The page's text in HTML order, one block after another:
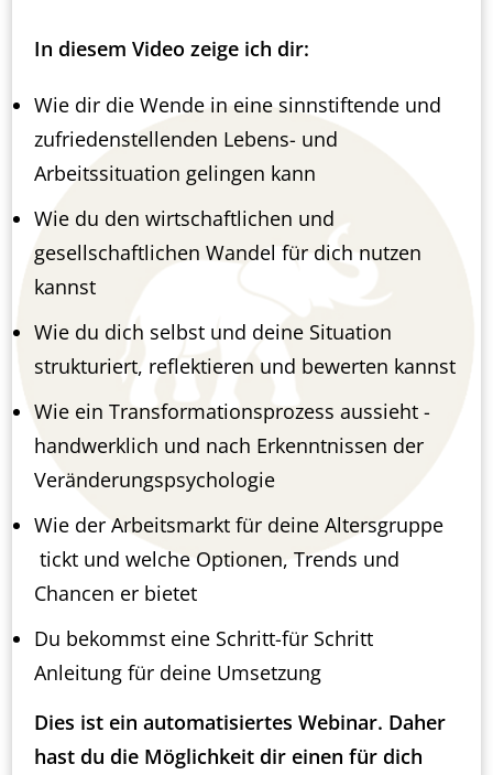
In diesem Video zeige ich dir:
Wie dir die Wende in eine sinnstiftende und
zufriedenstellenden Lebens- und
Arbeitssituation gelingen kann
Wie du den wirtschaftlichen und
gesellschaftlichen Wandel für dich nutzen
kannst
Wie du dich selbst und deine Situation
strukturiert, reflektieren und bewerten kannst
Wie ein Transformationsprozess aussieht -
handwerklich und nach Erkenntnissen der
Veränderungspsychologie
Wie der Arbeitsmarkt für deine Altersgruppe
tickt und welche Optionen, Trends und
Chancen er bietet
Du bekommst eine Schritt-für Schritt
Anleitung für deine Umsetzung
Dies ist ein automatisiertes Webinar. Daher
hast du die Möglichkeit dir einen für dich